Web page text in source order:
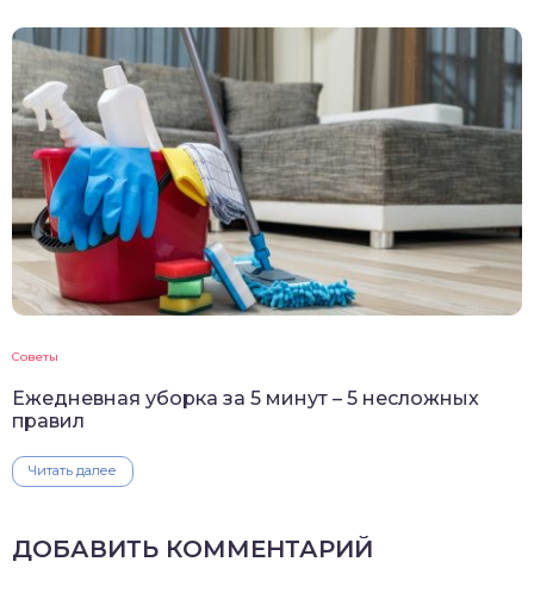
Советы
Ежедневная уборка за 5 минут – 5 несложных
правил
Читать далее
ДОБАВИТЬ КОММЕНТАРИЙ